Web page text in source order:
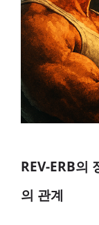
REV-ERB의
의 관계